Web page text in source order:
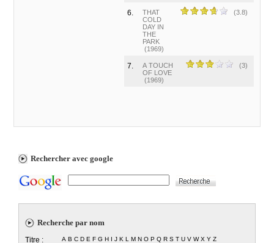
6.
THAT
COLD
DAY IN
THE
PARK
(1969)
(3.8)
7.
A TOUCH
OF LOVE
(1969)
(3)
Rechercher avec google
Recherche par nom
Titre : A B C D E F G H I J K L M N O P Q R S T U V W X Y Z